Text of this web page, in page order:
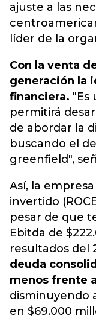
ajuste a las
líder de la
Con la venta
generación la
financiera. "Es
permitirá
de abordar la
buscando el
greenfield",
Así, la
invertido
pesar de que
Ebitda de
resultados del
deuda
menos frente
disminuyendo
en $69.000